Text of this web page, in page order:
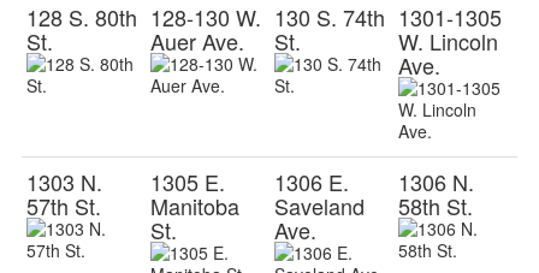
128 S. 80th
St.
128-130 W.
Auer Ave.
130 S. 74th
St.
1301-1305
W. Lincoln
Ave.
1303 N.
57th St.
1305 E.
Manitoba
St.
1306 E.
Saveland
Ave.
1306 N.
58th St.